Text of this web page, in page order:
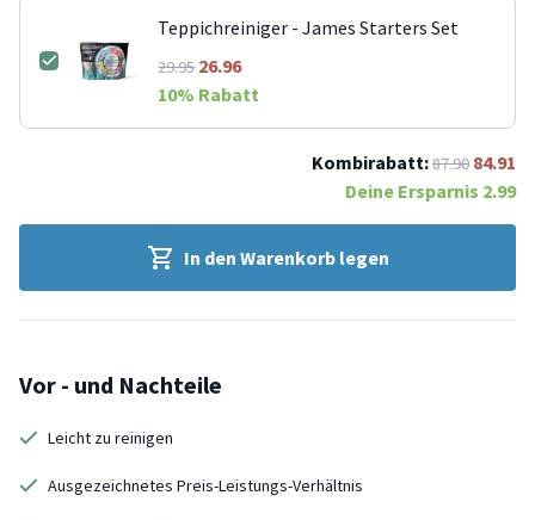
Teppichreiniger - James Starters Set
29.9526.96
10% Rabatt
Kombirabatt:87.90 84.91
Deine Ersparnis 2.99
In den Warenkorb legen
Vor - und Nachteile
Leicht zu reinigen
Ausgezeichnetes Preis-Leistungs-Verhältnis